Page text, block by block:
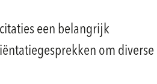
een belangrijk
om diverse